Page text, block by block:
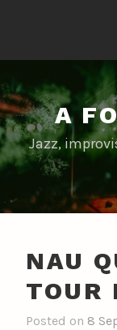
A
Jazz,
NAU
TOUR
Posted on 8